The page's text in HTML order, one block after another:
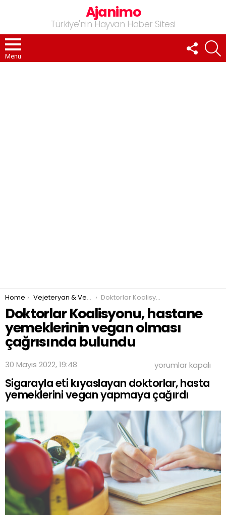
Ajanimo
Türkiye'nin Hayvan Haber Sitesi
Menu
FOLLOW
US
You are here:
Home Vejeteryan & Vegan Beslenme Doktorlar Koalisyonu, hastane yemeklerinin vegan olması çağrısında bulundu
Doktorlar Koalisyonu, hastane
yemeklerinin vegan olması
çağrısında bulundu
30 Mayıs 2022, 19:48
Doktorlar
hastane
yemeklerinin
vegan
olması
çağrısında
bulundu
yorumlar kapalı
Sigarayla eti kıyaslayan doktorlar, hasta
yemeklerini vegan yapmaya çağırdı